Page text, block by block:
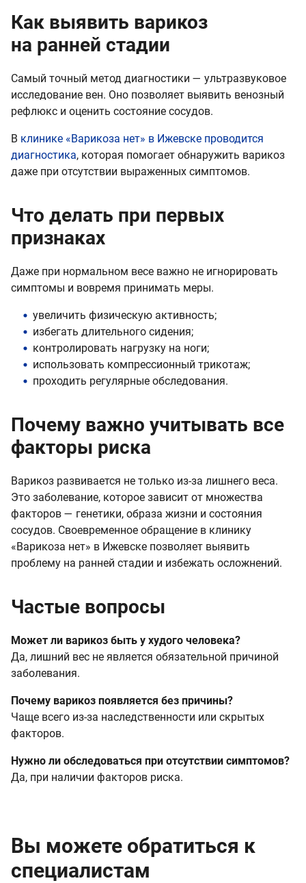
Как выявить варикоз
на ранней стадии
Самый точный метод диагностики — ультразвуковое
исследование вен. Оно позволяет выявить венозный
рефлюкс и оценить состояние сосудов.
В клинике «Варикоза нет» в Ижевске проводится
диагностика, которая помогает обнаружить варикоз
даже при отсутствии выраженных симптомов.
Что делать при первых
признаках
Даже при нормальном весе важно не игнорировать
симптомы и вовремя принимать меры.
увеличить физическую активность;
избегать длительного сидения;
контролировать нагрузку на ноги;
использовать компрессионный трикотаж;
проходить регулярные обследования.
Почему важно учитывать все
факторы риска
Варикоз развивается не только из-за лишнего веса.
Это заболевание, которое зависит от множества
факторов — генетики, образа жизни и состояния
сосудов. Своевременное обращение в клинику
«Варикоза нет» в Ижевске позволяет выявить
проблему на ранней стадии и избежать осложнений.
Частые вопросы
Может ли варикоз быть у худого человека?
Да, лишний вес не является обязательной причиной
заболевания.
Почему варикоз появляется без причины?
Чаще всего из-за наследственности или скрытых
факторов.
Нужно ли обследоваться при отсутствии симптомов?
Да, при наличии факторов риска.
Вы можете обратиться к
специалистам